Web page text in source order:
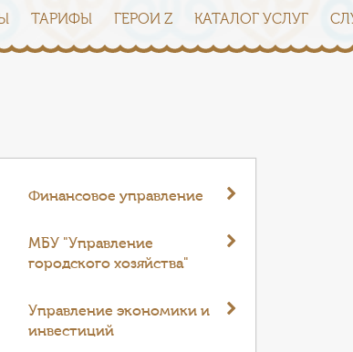
ТАРИФЫ ГЕРОИ Z КАТАЛОГ УСЛУГ
Финансовое управление
МБУ "Управление
городского хозяйства"
Управление экономики и
инвестиций